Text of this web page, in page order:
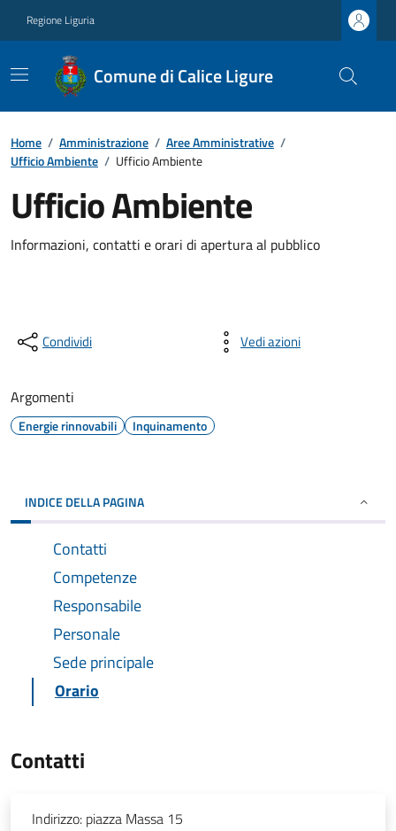
Regione Liguria
Comune di Calice Ligure
Home / Amministrazione / Aree Amministrative /
Ufficio Ambiente / Ufficio Ambiente
Ufficio Ambiente
Informazioni, contatti e orari di apertura al pubblico
Condividi Vedi azioni
Argomenti
Energie rinnovabili Inquinamento
INDICE DELLA PAGINA
Contatti
Competenze
Responsabile
Personale
Sede principale
Orario
Contatti
Indirizzo: piazza Massa 15